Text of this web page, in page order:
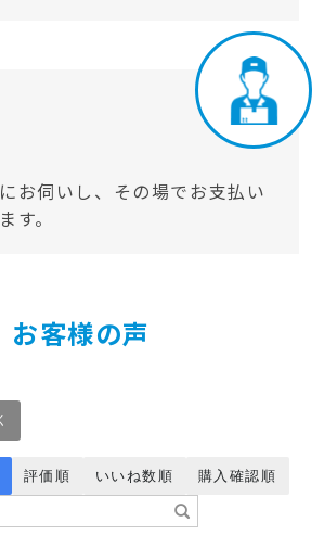
お伺いし、その場でお支払い
す。
お客様の声
評価順 いいね数順 購入確認順